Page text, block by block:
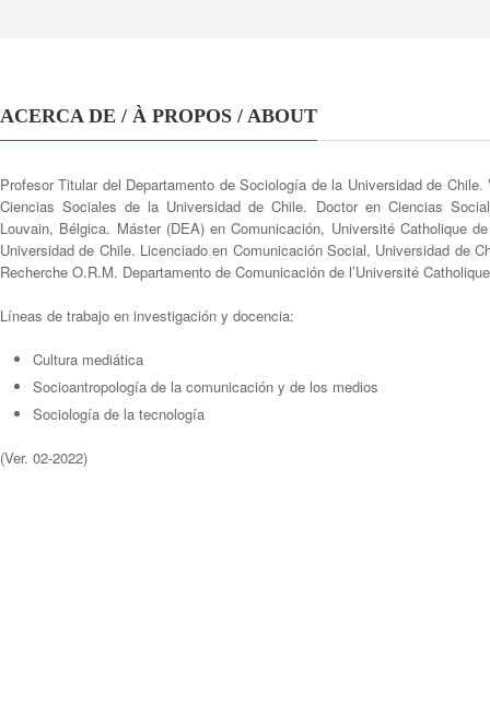
ACERCA DE / À PROPOS / ABOUT
Profesor Titular del Departamento de Sociología de la Universidad de
Ciencias Sociales de la Universidad de Chile. Doctor en Ciencias
Louvain, Bélgica. Máster (DEA) en Comunicación, Université Catholique
Universidad de Chile. Licenciado en Comunicación Social, Universidad de
Recherche O.R.M. Departamento de Comunicación de l’Université
Líneas de trabajo en investigación y docencia:
Cultura mediática
Socioantropología de la comunicación y de los medios
Sociología de la tecnología
(Ver. 02-2022)